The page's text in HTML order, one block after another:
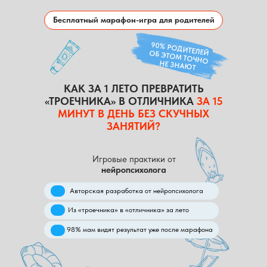
90% РОДИТЕЛЕЙ
ОБ ЭТОМ ТОЧНО
НЕ ЗНАЮТ
Бесплатный марафон-игра для родителей
Игровые практики от
нейропсихолога
Из «троечника» в «отличника» за лето
Авторская разработка от нейропсихолога
98% мам видят результат уже после марафона
КАК ЗА 1 ЛЕТО ПРЕВРАТИТЬ
«ТРОЕЧНИКА» В ОТЛИЧНИКА ЗА 15
МИНУТ В ДЕНЬ БЕЗ СКУЧНЫХ
ЗАНЯТИЙ?